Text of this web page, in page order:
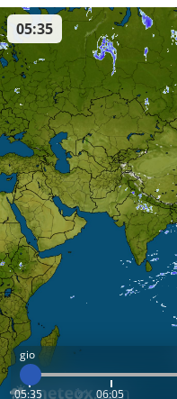
gio
05:35 06:05
05:35